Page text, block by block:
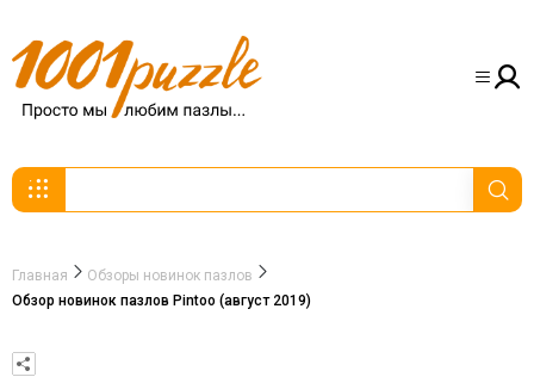
Главная
Обзоры новинок пазлов
Обзор новинок пазлов Pintoo (август 2019)